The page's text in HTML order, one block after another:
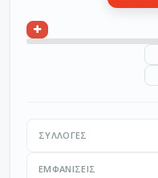
ΣΥΛΛΟΓΈΣ
ΕΜΦΑΝΊΣΕΙΣ